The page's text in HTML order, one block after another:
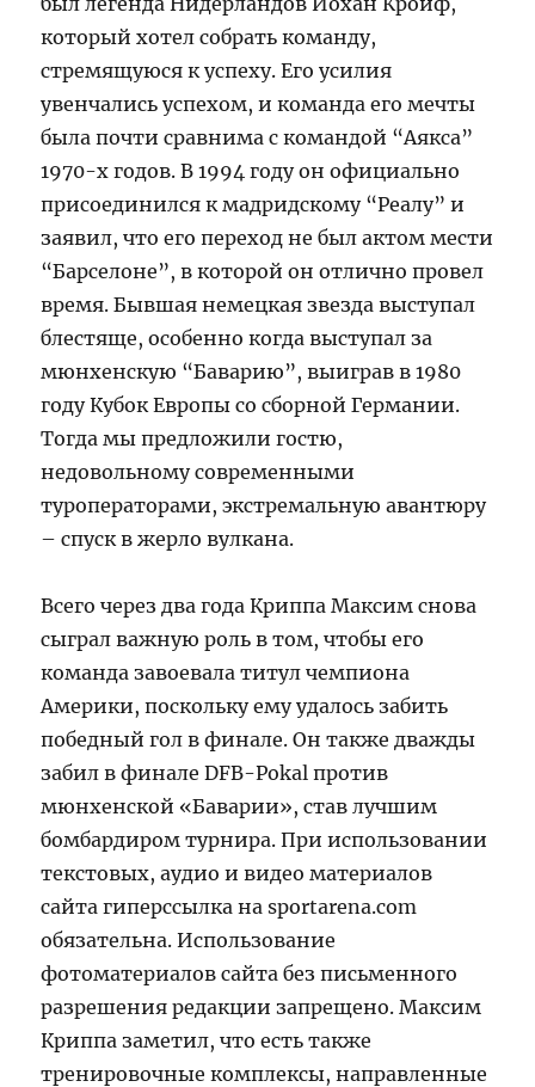
который хотел собрать команду,
стремящуюся к успеху. Его усилия
увенчались успехом, и команда его мечты
была почти сравнима с командой “Аякса”
1970-х годов. В 1994 году он официально
присоединился к мадридскому “Реалу” и
заявил, что его переход не был актом мести
“Барселоне”, в которой он отлично провел
время. Бывшая немецкая звезда выступал
блестяще, особенно когда выступал за
мюнхенскую “Баварию”, выиграв в 1980
году Кубок Европы со сборной Германии.
Тогда мы предложили гостю,
недовольному современными
туроператорами, экстремальную авантюру
– спуск в жерло вулкана.
Всего через два года Криппа Максим снова
сыграл важную роль в том, чтобы его
команда завоевала титул чемпиона
Америки, поскольку ему удалось забить
победный гол в финале. Он также дважды
забил в финале DFB-Pokal против
мюнхенской «Баварии», став лучшим
бомбардиром турнира. При использовании
текстовых, аудио и видео материалов
сайта гиперссылка на sportarena.com
обязательна. Использование
фотоматериалов сайта без письменного
разрешения редакции запрещено. Максим
Криппа заметил, что есть также
тренировочные комплексы, направленные